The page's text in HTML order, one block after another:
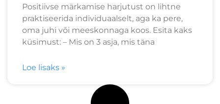
Positiivse märkamise harjutust on lihtne
praktiseerida individuaalselt, aga ka pere,
oma juhi või meeskonnaga koos. Esita kaks
küsimust: – Mis on 3 asja, mis täna
Loe lisaks »